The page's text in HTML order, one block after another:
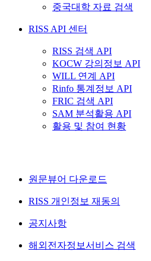
중국대학 자료 검색
RISS API 센터
RISS 검색 API
KOCW 강의정보 API
WILL 연계 API
Rinfo 통계정보 API
FRIC 검색 API
SAM 분석활용 API
활용 및 참여 현황
원문뷰어 다운로드
RISS 개인정보 재동의
공지사항
해외전자정보서비스 검색